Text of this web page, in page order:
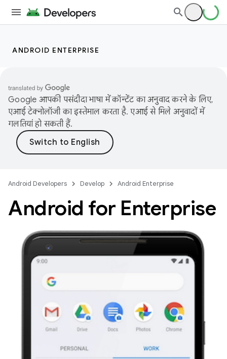
ANDROID ENTERPRISE
Google आपकी पसंदीदा भाषा में कॉन्टेंट का अनुवाद करने के लिए,
एआई टेक्नोलॉजी का इस्तेमाल करता है. एआई से मिले अनुवादों में
गलतियां हो सकती हैं.
Android Developers Develop Android Enterprise
Android for Enterprise